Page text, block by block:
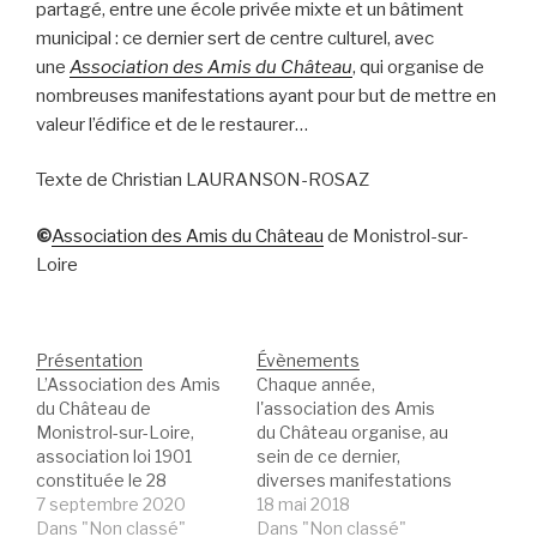
partagé, entre une école privée mixte et un bâtiment
municipal : ce dernier sert de centre culturel, avec
une Association des Amis du Château, qui organise de
nombreuses manifestations ayant pour but de mettre en
valeur l’édifice et de le restaurer…
Texte de Christian LAURANSON-ROSAZ
©Association des Amis du Château de Monistrol-sur-
Loire
Présentation
L’Association des Amis
du Château de
Monistrol-sur-Loire,
association loi 1901
constituée le 28
octobre 1989, a pour but
de faire connaître, faire
7 septembre 2020
Dans "Non classé"
Évènements
Chaque année,
l'association des Amis
du Château organise, au
sein de ce dernier,
diverses manifestations
culturelles (expositions,
concerts ...). 1-
18 mai 2018
Dans "Non classé"